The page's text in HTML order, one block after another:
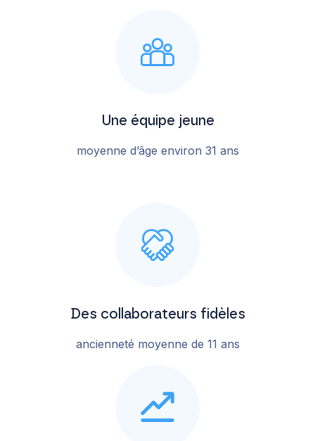
Une équipe jeune
moyenne d’âge environ 31 ans
Des collaborateurs fidèles
ancienneté moyenne de 11 ans